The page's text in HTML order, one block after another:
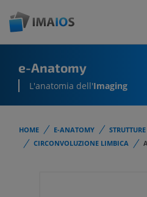
e-Anatomy
L'anatomia dell'Imaging
HOME E-ANATOMY
CIRCONVOLUZIONE LIMBICA